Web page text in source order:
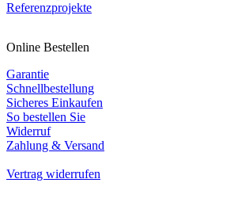
Referenzprojekte
Online Bestellen
Garantie
Schnellbestellung
Sicheres Einkaufen
So bestellen Sie
Widerruf
Zahlung & Versand
Vertrag widerrufen